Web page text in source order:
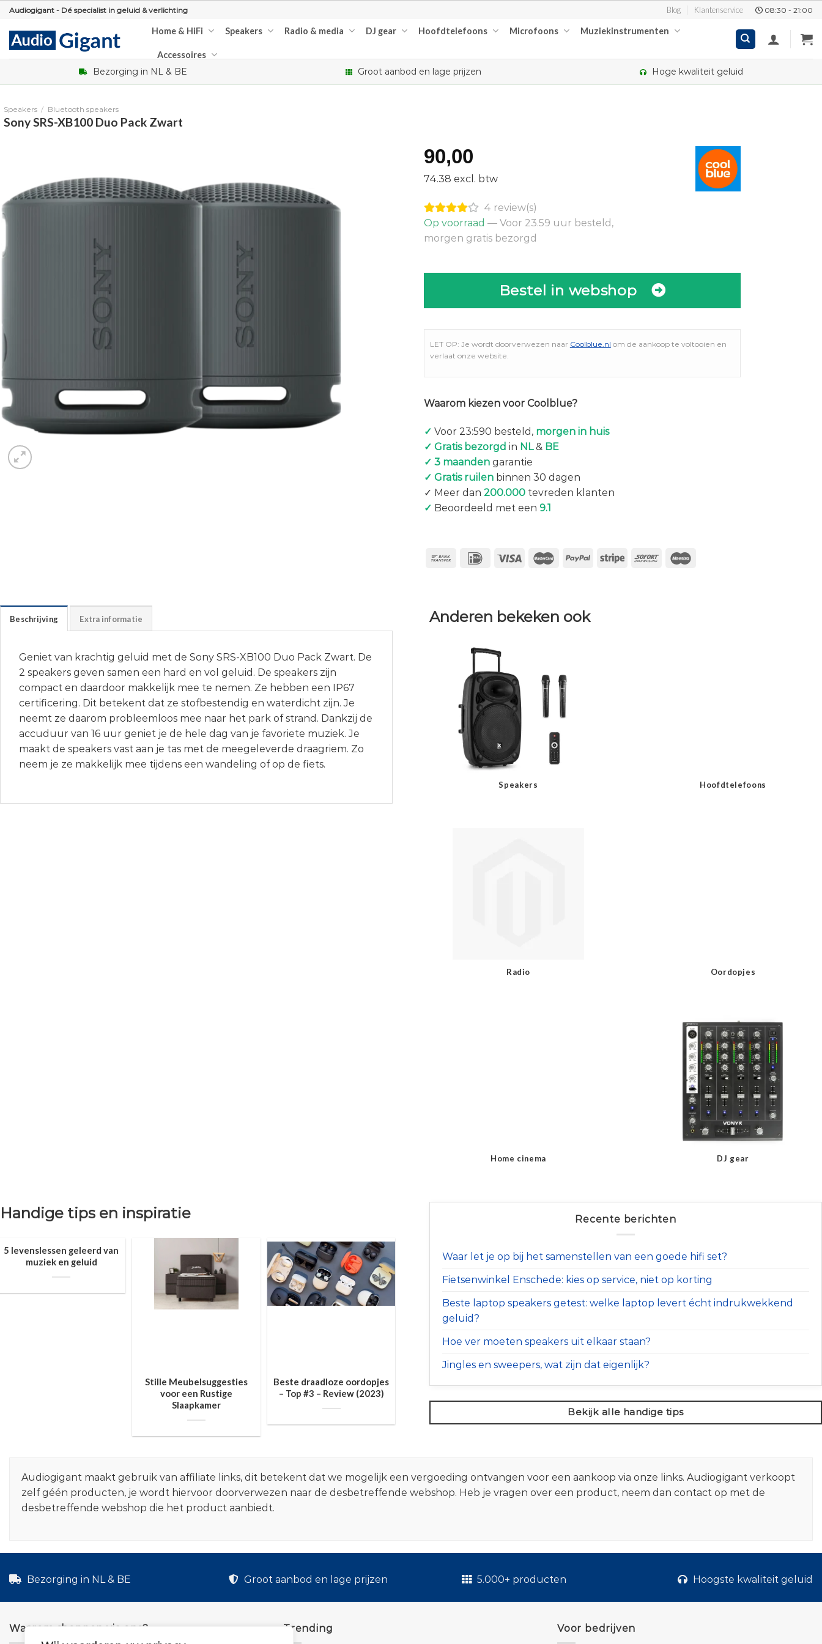
Skip
content
Audiogigant - Dé specialist in geluid & verlichting Blog Klantenservice 08:30 - 21:00
Home & HiFi Speakers Radio & media DJ gear Hoofdtelefoons Microfoons Muziekinstrumenten
Accessoires
Bezorging in NL & BE Groot aanbod en lage prijzen Hoge kwaliteit geluid
Speakers / Bluetooth speakers
Sony SRS-XB100 Duo Pack Zwart
90,00
74.38 excl. btw
4 review(s)
Op voorraad — Voor 23.59 uur besteld,
morgen gratis bezorgd
Bestel in webshop
LET OP: Je wordt doorverwezen naar Coolblue.nl om de aankoop te voltooien en
verlaat onze website.
Waarom kiezen voor Coolblue?
✓ Voor 23:590 besteld, morgen in huis
✓ Gratis bezorgd in NL& BE
✓ 3 maanden garantie
✓ Gratis ruilenbinnen 30 dagen
✓ Meer dan 200.000tevreden klanten
✓ Beoordeeld met een 9.1
Beschrijving Extra informatie
Geniet van krachtig geluid met de Sony SRS-XB100 Duo Pack Zwart. De
2 speakers geven samen een hard en vol geluid. De speakers zijn
compact en daardoor makkelijk mee te nemen. Ze hebben een IP67
certificering. Dit betekent dat ze stofbestendig en waterdicht zijn. Je
neemt ze daarom probleemloos mee naar het park of strand. Dankzij de
accuduur van 16 uur geniet je de hele dag van je favoriete muziek. Je
maakt de speakers vast aan je tas met de meegeleverde draagriem. Zo
neem je ze makkelijk mee tijdens een wandeling of op de fiets.
Anderen bekeken ook
Speakers Hoofdtelefoons
Radio Oordopjes
Home cinema DJ gear
Handige tips en inspiratie
5 levenslessen geleerd van
muziek en geluid
Stille Meubelsuggesties
voor een Rustige
Slaapkamer
Beste draadloze oordopjes
– Top #3 – Review (2023)
Recente berichten
Waar let je op bij het samenstellen van een goede hifi set?
Fietsenwinkel Enschede: kies op service, niet op korting
Beste laptop speakers getest: welke laptop levert écht indrukwekkend
geluid?
Hoe ver moeten speakers uit elkaar staan?
Jingles en sweepers, wat zijn dat eigenlijk?
Bekijk alle handige tips
Audiogigant maakt gebruik van affiliate links, dit betekent dat we mogelijk een vergoeding ontvangen voor een aankoop via onze links. Audiogigant verkoopt
zelf géén producten, je wordt hiervoor doorverwezen naar de desbetreffende webshop. Heb je vragen over een product, neem dan contact op met de
desbetreffende webshop die het product aanbiedt.
Bezorging in NL & BE Groot aanbod en lage prijzen 5.000+ producten Hoogste kwaliteit geluid
Waarom shoppen via ons? Trending Voor bedrijven